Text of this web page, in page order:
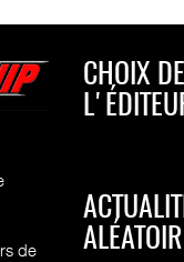
de
CHOIX DE